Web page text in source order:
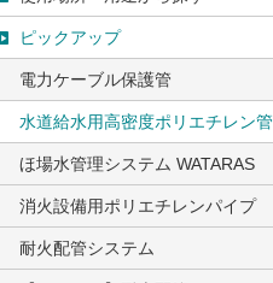
ピックアップ
電力ケーブル保護管
水道給水用高密度ポリエチレン管
ほ場水管理システム WATARAS
消火設備用ポリエチレンパイプ
耐火配管システム